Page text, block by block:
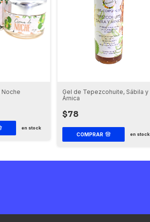
Noche
en stock
Gel de Tepezcohuite, Sábila y
Árnica
$78
COMPRAR en stock